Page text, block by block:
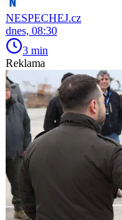
NESPECHEJ.cz
dnes, 08:30
3 min
Reklama